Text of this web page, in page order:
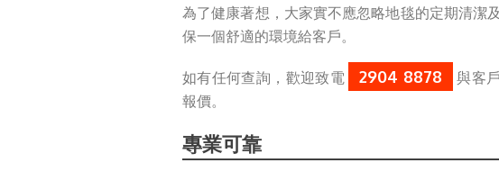
為了健康著想，大家實不應忽略地毯的定期清潔
保一個舒適的環境給客戶。
如有任何查詢，歡迎致電 2904 8878
與客
報價。
專業可靠